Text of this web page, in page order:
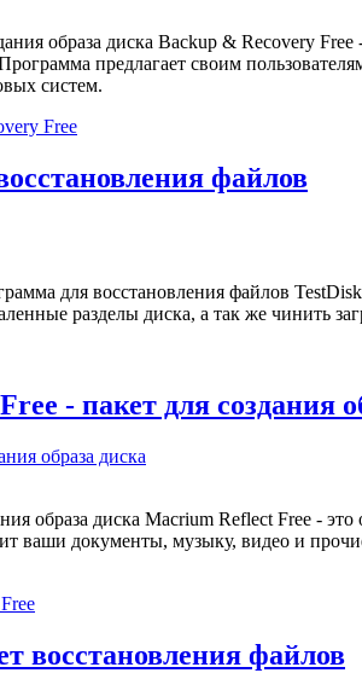
образа диска Backup & Recovery
предлагает своим
систем.
Free
файлов
для восстановления файлов
разделы диска, а так же чинить
- пакет для создания
образа диска
образа диска Macrium Reflect Free -
ваши документы, музыку, видео и
восстановления файлов